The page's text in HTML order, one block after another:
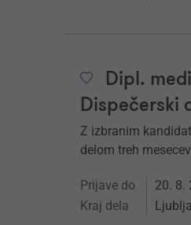
Dipl.
Dispečerski
Z izbranim
delom treh
Prijave do 20. 8.
Kraj dela